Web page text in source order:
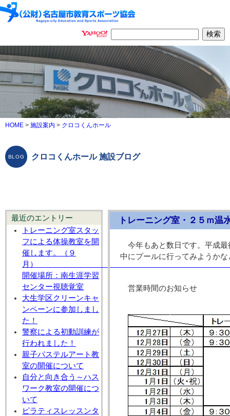
HOME > 施設案内 > クロコくんホール
クロコくんホール 施設ブログ
最近のエントリー
トレーニング室スタッ
フによる体操教室を開
催します。（９
月
開催場所：南生涯学習
センター視聴覚室
大生学区クリーンキャ
ンペーンに参加しまし
た！
警察による初動訓練が
行われました！
親子パステルアート教
室の開催について
自分と向き合う～ハス
ワーク教室の開催につ
いて
ピラティスレッスンタ
トレーニング室・２５ｍ温
今年もあと数日です。平成
中にプールに行ってみようか
営業時間のお知らせ